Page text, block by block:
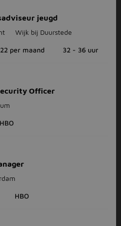
jeugd
Wijk bij Duurstede
per maand 32 - 36 uur
Officer
HBO
HBO